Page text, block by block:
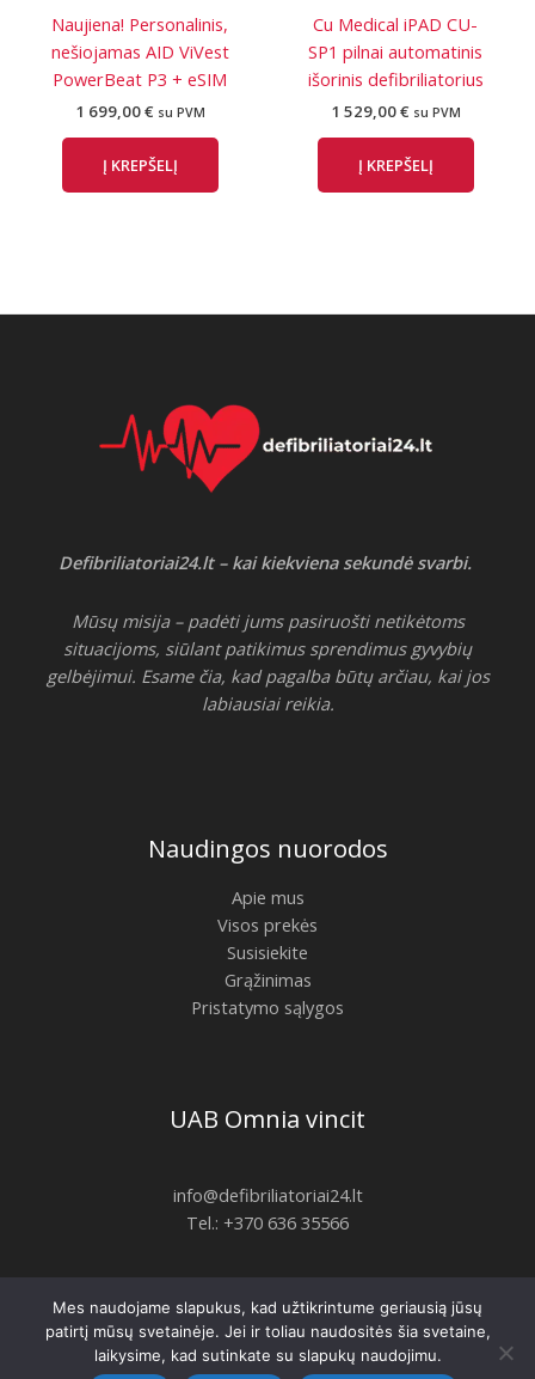
Naujiena! Personalinis,
nešiojamas AID ViVest
PowerBeat P3 + eSIM
1 699,00€ su PVM
Į KREPŠELĮ
Cu Medical iPAD CU-
SP1 pilnai automatinis
išorinis defibriliatorius
1 529,00€ su PVM
Į KREPŠELĮ
Defibriliatoriai24.lt – kai kiekviena sekundė svarbi.
Mūsų misija – padėti jums pasiruošti netikėtoms
situacijoms, siūlant patikimus sprendimus gyvybių
gelbėjimui. Esame čia, kad pagalba būtų arčiau, kai jos
labiausiai reikia.
Naudingos nuorodos
Apie mus
Visos prekės
Susisiekite
Grąžinimas
Pristatymo sąlygos
UAB Omnia vincit
info@defibriliatoriai24.lt
Tel.: +370 636 35566
Copyright © 2026 | defibriliatoriai24.lt
Mes naudojame slapukus, kad užtikrintume geriausią jūsų
patirtį mūsų svetainėje. Jei ir toliau naudositės šia svetaine,
laikysime, kad sutinkate su slapukų naudojimu.